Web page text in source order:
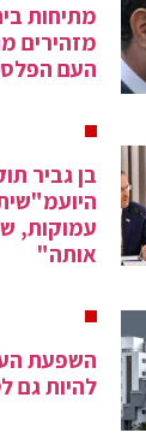
מתיחות
מזהירים
העם
בן גביר
עמוקות,
אותה"
השפעת
להיות גם